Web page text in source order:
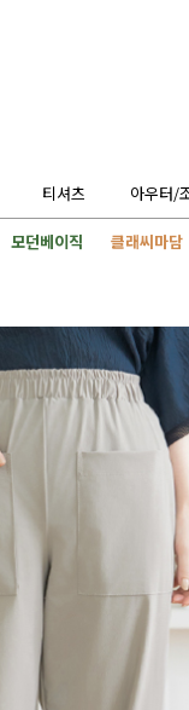
티셔츠 아우터/
모던베이직 클래씨마담